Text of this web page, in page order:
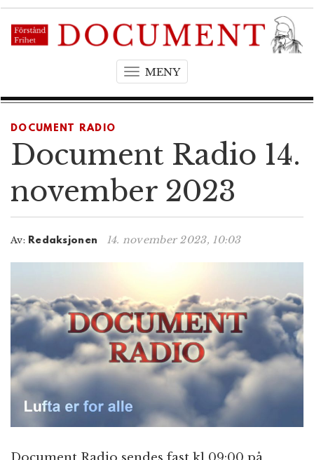
MENYT
g
l
e
a
g
o
n
DOCUMENT RADIO
Document Radio 14.
november 2023
Av: Redaksjonen 14. november 2023, 10:03